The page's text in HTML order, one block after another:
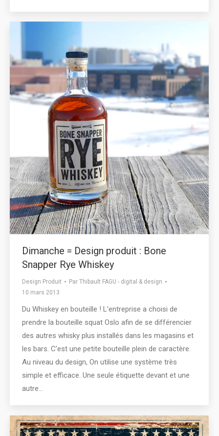
Dimanche = Design produit : Bone
Snapper Rye Whiskey
Design Produit Par Thibault FAGU - digital & design
10 mars 2013
Du Whiskey en bouteille ! L’entreprise a choisi de
prendre la bouteille squat Oslo afin de se différencier
des autres whisky plus installés dans les magasins et
les bars. C’est une petite bouteille plein de caractère.
Au niveau du design, On utilise une système très
simple et efficace. Une seule étiquette devant et une
autre…